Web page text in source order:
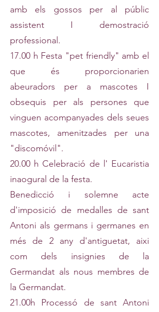
amb els gossos per al públic
assistent I demostració
professional.
17.00 h Festa "pet friendly" amb el
que és proporcionarien
abeuradors per a mascotes I
obsequis per als persones que
vinguen acompanyades dels seues
mascotes, amenitzades per una
"discomóvil".
20.00 h Celebració de l' Eucaristia
inaogural de la festa.
Benedicció i solemne acte
d'imposició de medalles de sant
Antoni als germans i germanes en
més de 2 any d'antiguetat, aixi
com dels insignies de la
Germandat als nous membres de
la Germandat.
21.00h Processó de sant Antoni